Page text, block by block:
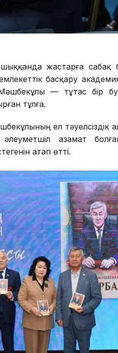
жастарға
басқару
— тұтас бір
тұлға.
ел тәуелсіздік
азамат
атап өтті.